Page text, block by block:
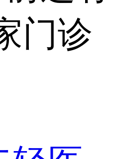
门诊